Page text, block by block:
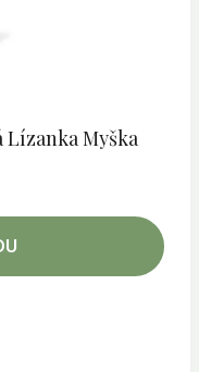
Lízanka Myška